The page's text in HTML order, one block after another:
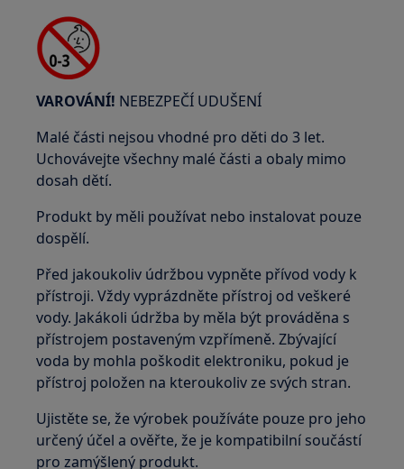
VAROVÁNÍ! NEBEZPEČÍ UDUŠENÍ
Malé části nejsou vhodné pro děti do 3 let.
Uchovávejte všechny malé části a obaly mimo
dosah dětí.
Produkt by měli používat nebo instalovat pouze
dospělí.
Před jakoukoliv údržbou vypněte přívod vody k
přístroji. Vždy vyprázdněte přístroj od veškeré
vody. Jakákoli údržba by měla být prováděna s
přístrojem postaveným vzpřímeně. Zbývající
voda by mohla poškodit elektroniku, pokud je
přístroj položen na kteroukoliv ze svých stran.
Ujistěte se, že výrobek používáte pouze pro jeho
určený účel a ověřte, že je kompatibilní součástí
pro zamýšlený produkt.